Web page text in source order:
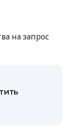
на запрос